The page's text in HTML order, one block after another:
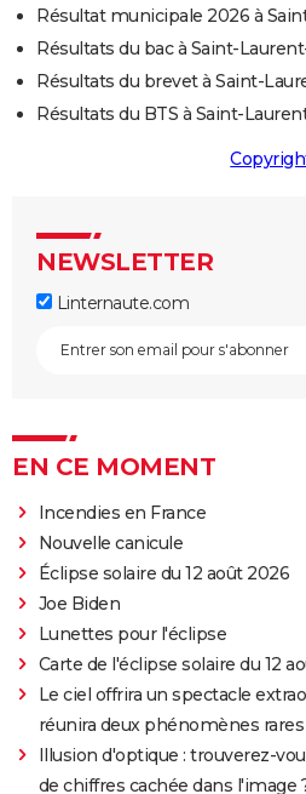
Résultat municipale 2026 à
Résultats du bac à Saint-
Résultats du brevet à Saint-
Résultats du BTS à Saint-
NEWSLETTER
Linternaute.com
EN CE MOMENT
Incendies en France
Nouvelle canicule
Éclipse solaire du 12 août 2026
Joe Biden
Lunettes pour l'éclipse
Carte de l'éclipse solaire du 12
Le ciel offrira un spectacle
réunira deux phénomènes rares
Illusion d'optique : trouverez-
de chiffres cachée dans l'image